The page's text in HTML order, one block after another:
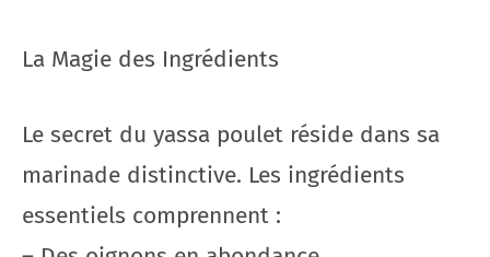
La Magie des Ingrédients
Le secret du yassa poulet réside dans sa
marinade distinctive. Les ingrédients
essentiels comprennent :